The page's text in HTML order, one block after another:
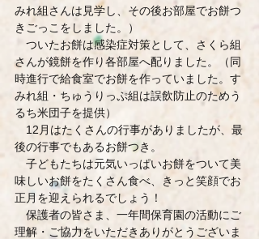
みれ組さんは見学し、その後お部屋でお餅つ
きごっこをしました。）
ついたお餅は感染症対策として、さくら組
さんが鏡餅を作り各部屋へ配りました。（同
時進行で給食室でお餅を作っていました。す
みれ組・ちゅうりっぷ組は誤飲防止のためう
るち米団子を提供）
12月はたくさんの行事がありましたが、最
後の行事でもあるお餅つき。
子どもたちは元気いっぱいお餅をついて美
味しいお餅をたくさん食べ、きっと笑顔でお
正月を迎えられるでしょう！
保護者の皆さま、一年間保育園の活動にご
理解・ご協力をいただきありがとうございま